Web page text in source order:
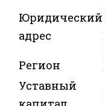
Юридический
адрес
Регион
Уставный